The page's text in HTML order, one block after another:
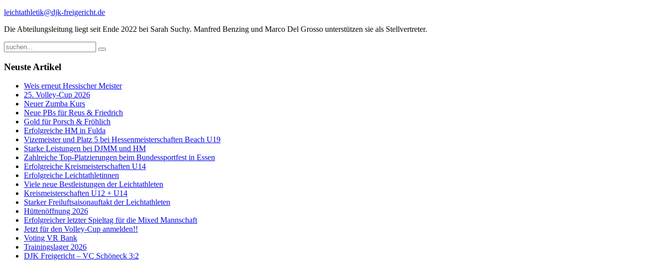
leichtathletik@djk-freigericht.de
Die Abteilungsleitung liegt seit Ende 2022 bei Sarah Suchy. Manfred Benzing und Marco Del Grosso unterstützen sie als Stellvertreter.
Neuste Artikel
Weis erneut Hessischer Meister
25. Volley-Cup 2026
Neuer Zumba Kurs
Neue PBs für Reus & Friedrich
Gold für Porsch & Fröhlich
Erfolgreiche HM in Fulda
Vizemeister und Platz 5 bei Hessenmeisterschaften Beach U19
Starke Leistungen bei DJMM und HM
Zahlreiche Top-Platzierungen beim Bundessportfest in Essen
Erfolgreiche Kreismeisterschaften U14
Erfolgreiche Leichtathletinnen
Viele neue Bestleistungen der Leichtathleten
Kreismeisterschaften U12 + U14
Starker Freiluftsaisonauftakt der Leichtathleten
Hüttenöffnung 2026
Erfolgreicher letzter Spieltag für die Mixed Mannschaft
Jetzt für den Volley-Cup anmelden!!
Voting VR Bank
Trainingslager 2026
DJK Freigericht – VC Schöneck 3:2